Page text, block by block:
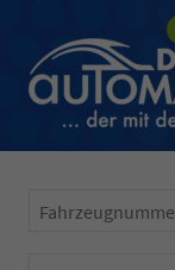
Fahrzeugnummer